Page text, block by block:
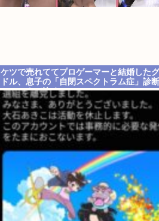
ケツで売れててプロゲーマーと結婚した
ドル、息子の「自閉スペクトラム症」診
ショックで泣く